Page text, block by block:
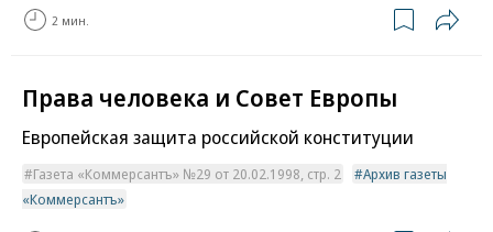
2 мин.
Права человека и Совет Европы
Европейская защита российской конституции
Газета «Коммерсантъ» №29 от 20.02.1998, стр. 2
Архив газеты
«Коммерсантъ»